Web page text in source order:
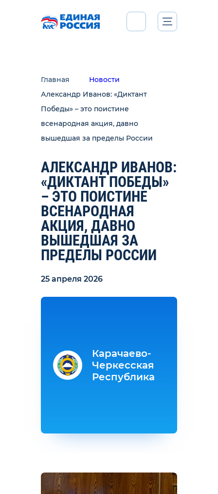
Главная
Новости
Александр Иванов: «Диктант
Победы» – это поистине
всенародная акция, давно
вышедшая за пределы России
АЛЕКСАНДР ИВАНОВ:
«ДИКТАНТ ПОБЕДЫ»
– ЭТО ПОИСТИНЕ
ВСЕНАРОДНАЯ
АКЦИЯ, ДАВНО
ВЫШЕДШАЯ ЗА
ПРЕДЕЛЫ РОССИИ
25 апреля 2026
Карачаево-
Черкесская
Республика